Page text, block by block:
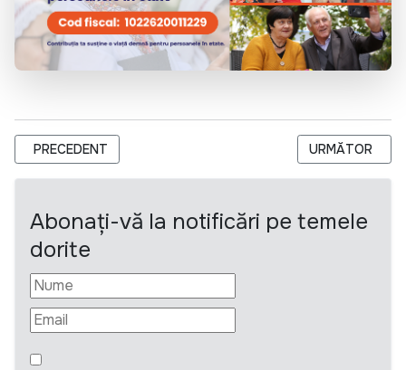
ARTICOL PRECEDENT: AO LAOLALTĂ ESTE ÎN CĂUTAREA
PRECEDENT ARTICOLUL
URMĂTOR
Abonați-vă la notificări pe temele
dorite